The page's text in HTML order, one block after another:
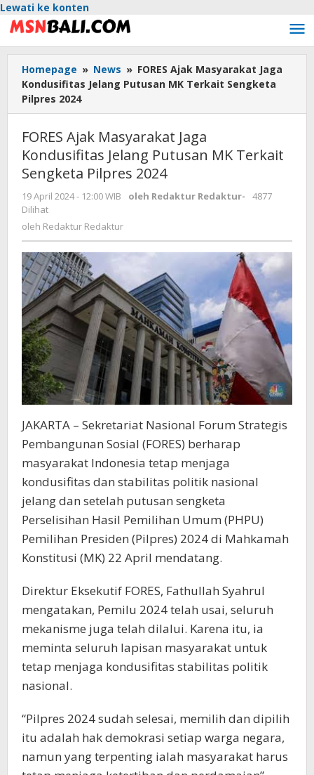
Lewati ke konten
Homepage » News » FORES Ajak Masyarakat Jaga
Kondusifitas Jelang Putusan MK Terkait Sengketa
Pilpres 2024
FORES Ajak Masyarakat Jaga
Kondusifitas Jelang Putusan MK Terkait
Sengketa Pilpres 2024
19 April 2024 - 12:00 WIB oleh Redaktur Redaktur-
4877
Dilihat
oleh Redaktur Redaktur
JAKARTA – Sekretariat Nasional Forum Strategis
Pembangunan Sosial (FORES) berharap
masyarakat Indonesia tetap menjaga
kondusifitas dan stabilitas politik nasional
jelang dan setelah putusan sengketa
Perselisihan Hasil Pemilihan Umum (PHPU)
Pemilihan Presiden (Pilpres) 2024 di Mahkamah
Konstitusi (MK) 22 April mendatang.
Direktur Eksekutif FORES, Fathullah Syahrul
mengatakan, Pemilu 2024 telah usai, seluruh
mekanisme juga telah dilalui. Karena itu, ia
meminta seluruh lapisan masyarakat untuk
tetap menjaga kondusifitas stabilitas politik
nasional.
“Pilpres 2024 sudah selesai, memilih dan dipilih
itu adalah hak demokrasi setiap warga negara,
namun yang terpenting ialah masyarakat harus